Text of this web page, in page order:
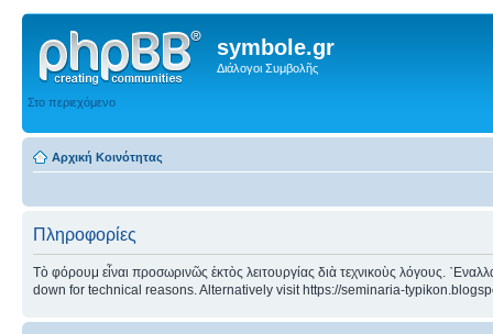
symbole.gr
Διάλογοι Συμβολῆς
Στο περιεχόμενο
Αρχική Κοινότητας
Πληροφορίες
Τὸ φόρουμ εἶναι προσωρινῶς ἐκτὸς λειτουργίας διὰ τεχνικοὺς λόγους.
down for technical reasons. Alternatively visit https://seminaria-